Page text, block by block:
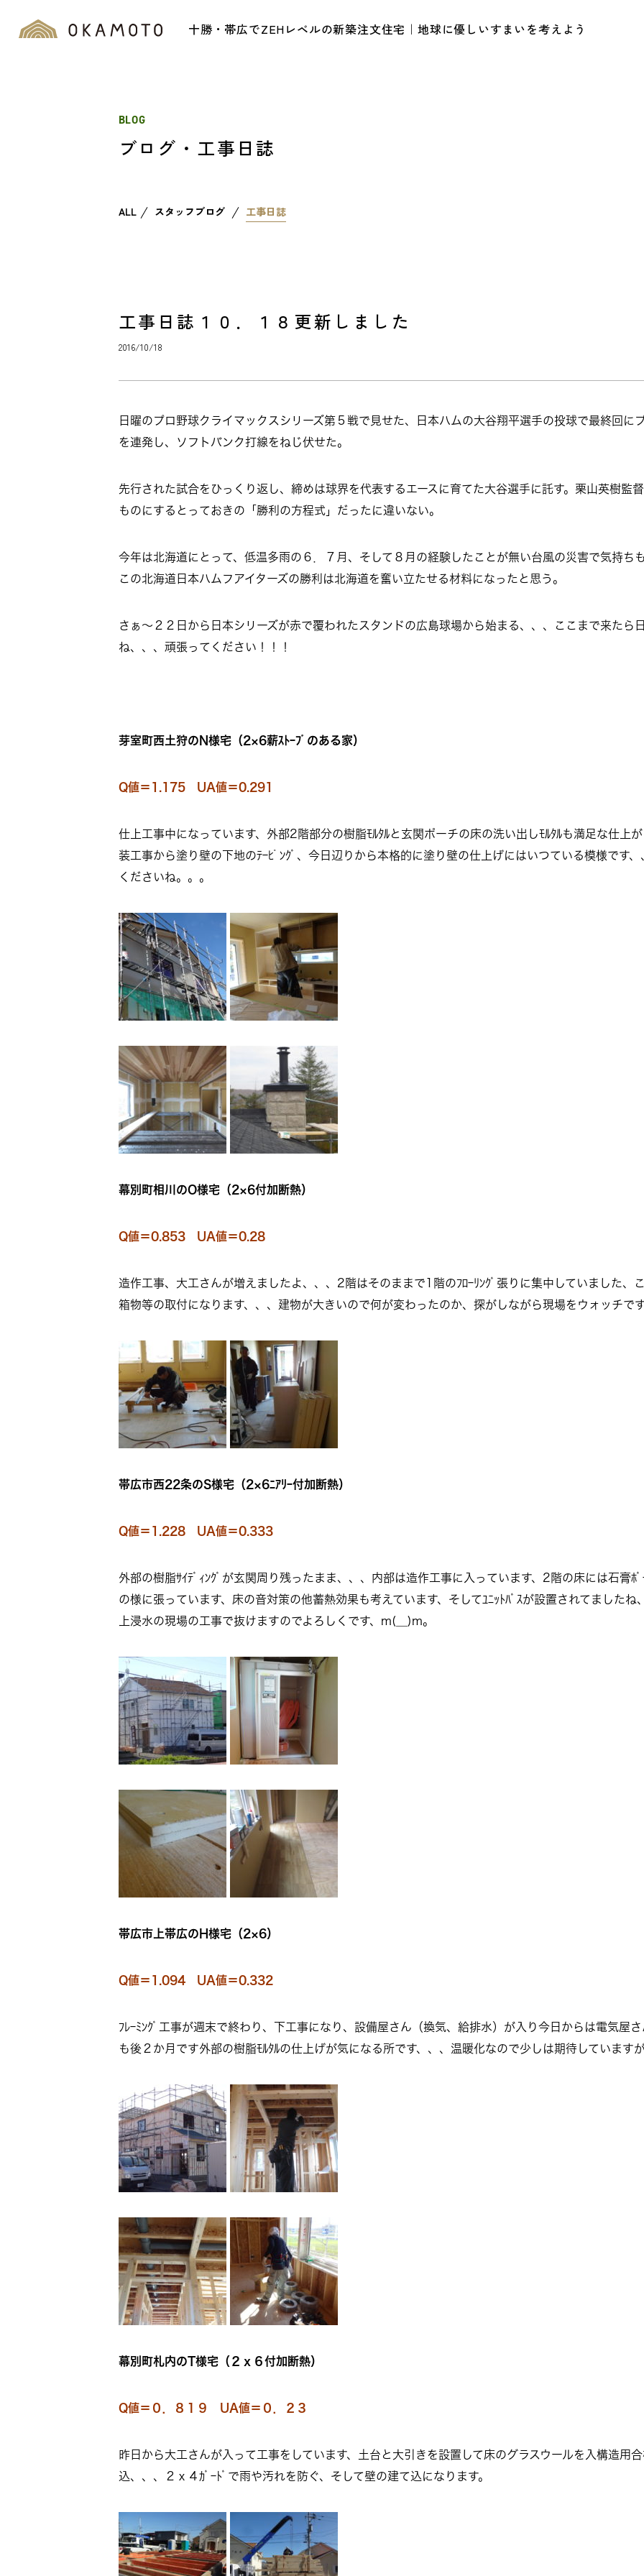
十勝・帯広でZEHレベルの新築注文住宅｜地球に優しいすまいを考えよう
BLOG
ブログ・工事日誌
ALL スタッフブログ 工事日誌
工事日誌１０．１８更新しました
2016/10/18
日曜のプロ野球クライマックスシリーズ第５戦で見せた、日本ハムの大谷翔平選手の投球で最終回に
を連発し、ソフトバンク打線をねじ伏せた。
先行された試合をひっくり返し、締めは球界を代表するエースに育てた大谷選手に託す。栗山英樹監
ものにするとっておきの「勝利の方程式」だったに違いない。
今年は北海道にとって、低温多雨の６．７月、そして８月の経験したことが無い台風の災害で気持ち
この北海道日本ハムフアイターズの勝利は北海道を奮い立たせる材料になったと思う。
さぁ～２２日から日本シリーズが赤で覆われたスタンドの広島球場から始まる、、、ここまで来たら
ね、、、頑張ってください！！！
芽室町西土狩のN様宅（2×6薪ｽﾄｰﾌﾞのある家）
Q値＝1.175 UA値＝0.291
仕上工事中になっています、外部2階部分の樹脂ﾓﾙﾀﾙと玄関ポーチの床の洗い出しﾓﾙﾀﾙも満足な仕上
装工事から塗り壁の下地のﾃｰﾋﾟﾝｸﾞ、今日辺りから本格的に塗り壁の仕上げにはいつている模様です
くださいね。。。
幕別町相川のO様宅（2×6付加断熱）
Q値＝0.853 UA値＝0.28
造作工事、大工さんが増えましたよ、、、2階はそのままで1階のﾌﾛｰﾘﾝｸﾞ張りに集中していました、
箱物等の取付になります、、、建物が大きいので何が変わったのか、探がしながら現場をウォッチです
帯広市西22条のS様宅（2×6ﾆｱﾘｰ付加断熱）
Q値＝1.228 UA値＝0.333
外部の樹脂ｻｲﾃﾞｨﾝｸﾞが玄関周り残ったまま、、、内部は造作工事に入っています、2階の床には石膏
の様に張っています、床の音対策の他蓄熱効果も考えています、そしてﾕﾆｯﾄﾊﾞｽが設置されてましたね
上浸水の現場の工事で抜けますのでよろしくです、m(__)m。
帯広市上帯広のH様宅（2×6）
Q値＝1.094 UA値＝0.332
ﾌﾚｰﾐﾝｸﾞ工事が週末で終わり、下工事になり、設備屋さん（換気、給排水）が入り今日からは電気屋
も後２か月です外部の樹脂ﾓﾙﾀﾙの仕上げが気になる所です、、、温暖化なので少しは期待していますが
幕別町札内のT様宅（２ｘ６付加断熱）
Q値＝０．８１９ UA値＝０．２３
昨日から大工さんが入って工事をしています、土台と大引きを設置して床のグラスウールを入構造用
込、、、２ｘ４ｶﾞｰﾄﾞで雨や汚れを防ぐ、そして壁の建て込になります。